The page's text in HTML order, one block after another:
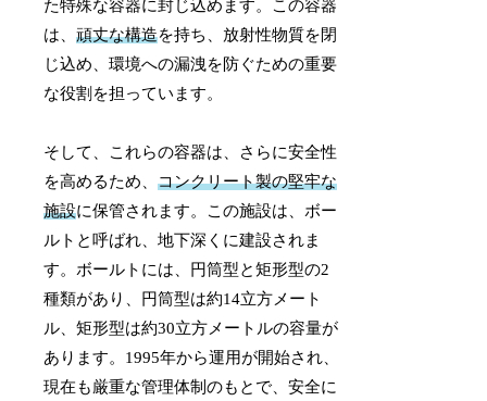
た特殊な容器に封じ込めます。この容器
は、頑丈な構造を持ち、放射性物質を閉
じ込め、環境への漏洩を防ぐための重要
な役割を担っています。
そして、これらの容器は、さらに安全性
を高めるため、コンクリート製の堅牢な
施設に保管されます。この施設は、ボー
ルトと呼ばれ、地下深くに建設されま
す。ボールトには、円筒型と矩形型の2
種類があり、円筒型は約14立方メート
ル、矩形型は約30立方メートルの容量が
あります。1995年から運用が開始され、
現在も厳重な管理体制のもとで、安全に